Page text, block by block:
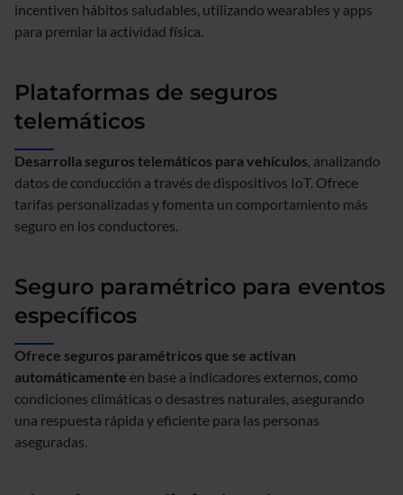
incentiven hábitos saludables, utilizando wearables y apps
para premiar la actividad física.
Plataformas de seguros
telemáticos
Desarrolla seguros telemáticos para vehículos, analizando
datos de conducción a través de dispositivos IoT. Ofrece
tarifas personalizadas y fomenta un comportamiento más
seguro en los conductores.
Seguro paramétrico para eventos
específicos
Ofrece seguros paramétricos que se activan
automáticamente en base a indicadores externos, como
condiciones climáticas o desastres naturales, asegurando
una respuesta rápida y eficiente para las personas
aseguradas.